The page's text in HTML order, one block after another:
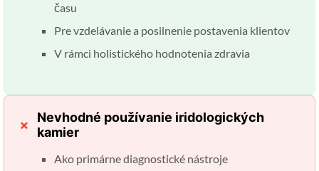
času
Pre vzdelávanie a posilnenie postavenia klientov
V rámci holistického hodnotenia zdravia
Nevhodné používanie iridologických
kamier
Ako primárne diagnostické nástroje